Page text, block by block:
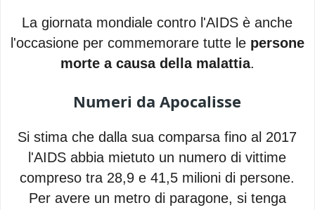
La giornata mondiale contro l'AIDS è anche
l'occasione per commemorare tutte le persone
morte a causa della malattia.
Numeri da Apocalisse
Si stima che dalla sua comparsa fino al 2017
l'AIDS abbia mietuto un numero di vittime
compreso tra 28,9 e 41,5 milioni di persone.
Per avere un metro di paragone, si tenga